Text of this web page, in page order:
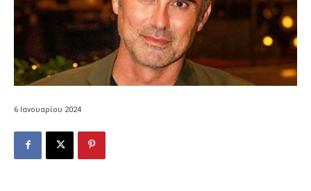
6 Ιανουαρίου 2024